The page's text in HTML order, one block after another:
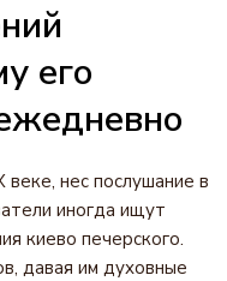
его
нес послушание в
иногда ищут
киево печерского.
давая им духовные